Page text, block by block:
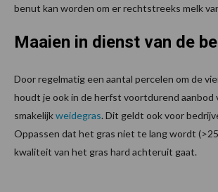
benut kan worden om er rechtstreeks melk
Maaien in dienst van de
Door regelmatig een aantal percelen om de
houdt je ook in de herfst voortdurend aanbod
smakelijkweidegras. Dit geldt ook voor
Oppassen dat het gras niet te lang wordt
kwaliteit van het gras hard achteruit gaat.